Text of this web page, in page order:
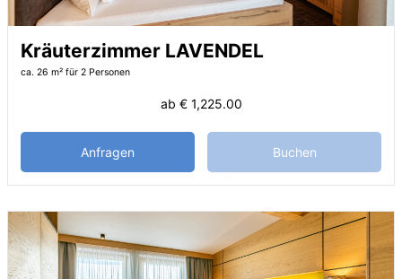
Kräuterzimmer LAVENDEL
ca. 26 m² für 2 Personen
ab € 1,225.00
Anfragen Buchen